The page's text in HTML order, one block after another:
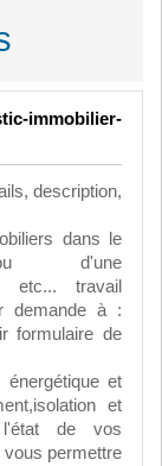
immobilier-
description,
dans le
d'une
etc... travail
demande à :
formulaire de
et
et
l'état de vos
vous permettre